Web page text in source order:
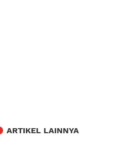
ARTIKEL LAINNYA